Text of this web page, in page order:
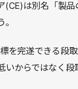
(CE)は別名「製
を完遂できる段
いからではなく段